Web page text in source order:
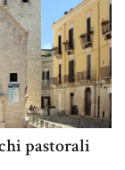
pastorali